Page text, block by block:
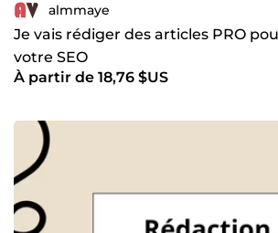
almmaye
Je vais rédiger des articles PRO
votre SEO
À partir de 18,76 $US